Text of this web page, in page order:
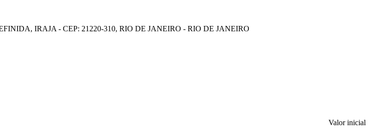
IRAJA - CEP: 21220-310, RIO DE JANEIRO - RIO DE JANEIRO
Valor inicial